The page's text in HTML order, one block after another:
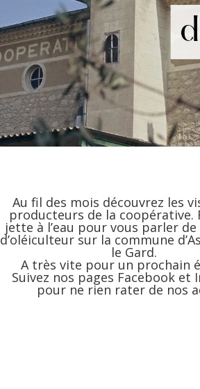
Au fil des mois découvrez les
producteurs de la coopérative.
jette à l’eau pour vous parler
d’oléiculteur sur la commune
le Gard.
A très vite pour un prochain
Suivez nos pages Facebooket
pour ne rien rater de nos